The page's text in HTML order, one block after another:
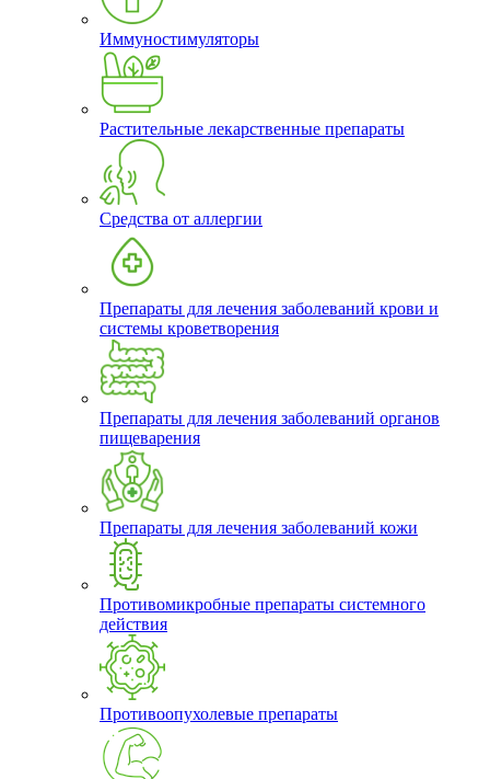
Иммуностимуляторы
Растительные лекарственные препараты
Средства от аллергии
Препараты для лечения заболеваний крови и
системы кроветворения
Препараты для лечения заболеваний органов
пищеварения
Препараты для лечения заболеваний кожи
Противомикробные препараты системного
действия
Противоопухолевые препараты